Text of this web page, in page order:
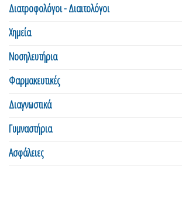
Διατροφολόγοι - Διαιτολόγοι
Χημεία
Νοσηλευτήρια
Φαρμακευτικές
Διαγνωστικά
Γυμναστήρια
Ασφάλειες